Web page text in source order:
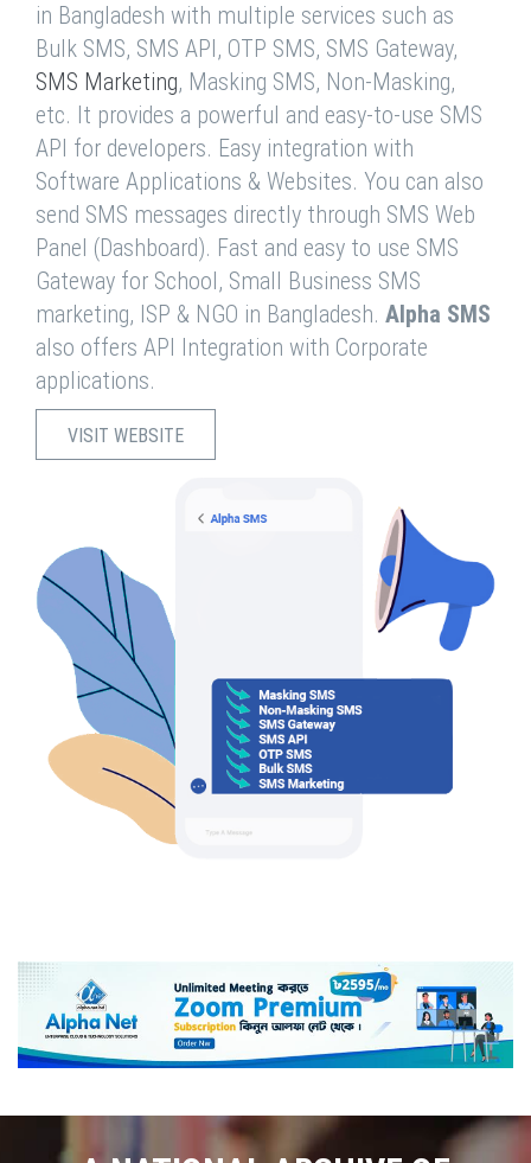
in Bangladesh with multiple services such as
Bulk SMS, SMS API, OTP SMS, SMS Gateway,
SMS Marketing, Masking SMS, Non-Masking,
etc. It provides a powerful and easy-to-use SMS
API for developers. Easy integration with
Software Applications & Websites. You can also
send SMS messages directly through SMS Web
Panel (Dashboard). Fast and easy to use SMS
Gateway for School, Small Business SMS
marketing, ISP & NGO in Bangladesh. Alpha SMS
also offers API Integration with Corporate
applications.
VISIT WEBSITE